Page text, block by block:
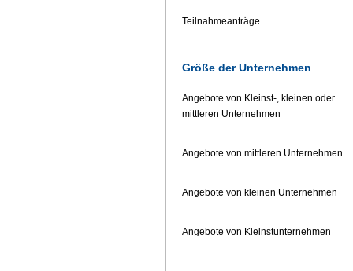
Teilnahmeanträge
Größe der Unternehmen
Angebote von Kleinst-, kleinen oder
mittleren Unternehmen
Angebote von mittleren Unternehmen
Angebote von kleinen Unternehmen
Angebote von Kleinstunternehmen